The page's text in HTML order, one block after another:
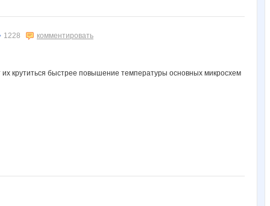
1228 комментировать
крутиться быстрее повышение температуры основных микросхем